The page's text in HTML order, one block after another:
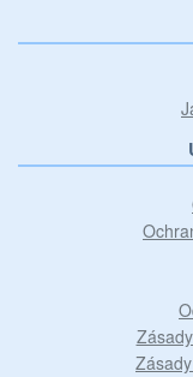
teplotu uvnitř
Vzduch je díky této
díky čemuž
nepříjemné pachy.
ventilační systém
všech prostor